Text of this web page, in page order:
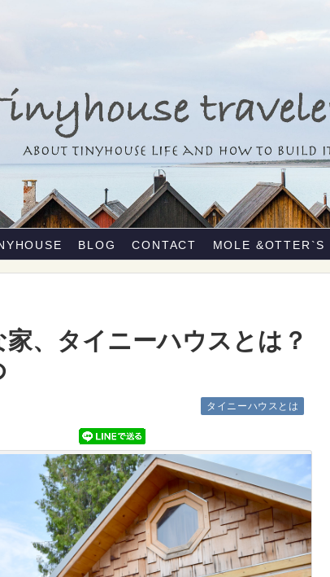
BLOG CONTACT MOLE &OTTER`S
、タイニーハウスとは？
タイニーハウスとは